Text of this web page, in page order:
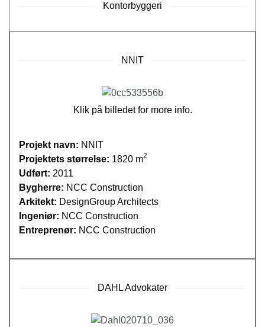
Kontorbyggeri
NNIT
Klik på billedet for more info.
Projekt navn: NNIT
Projektets størrelse: 1820 m2
Udført: 2011
Bygherre: NCC Construction
Arkitekt: DesignGroup Architects
Ingeniør: NCC Construction
Entreprenør: NCC Construction
DAHL Advokater